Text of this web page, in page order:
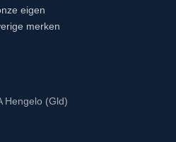
eigen
merken
Hengelo (Gld)